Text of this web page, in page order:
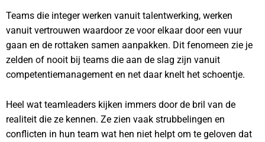
Teams die integer werken vanuit talentwerking, werken
vanuit vertrouwen waardoor ze voor elkaar door een vuur
gaan en de rottaken samen aanpakken. Dit fenomeen zie je
zelden of nooit bij teams die aan de slag zijn vanuit
competentiemanagement en net daar knelt het schoentje.
Heel wat teamleaders kijken immers door de bril van de
realiteit die ze kennen. Ze zien vaak strubbelingen en
conflicten in hun team wat hen niet helpt om te geloven dat